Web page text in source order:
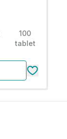
100
tablet